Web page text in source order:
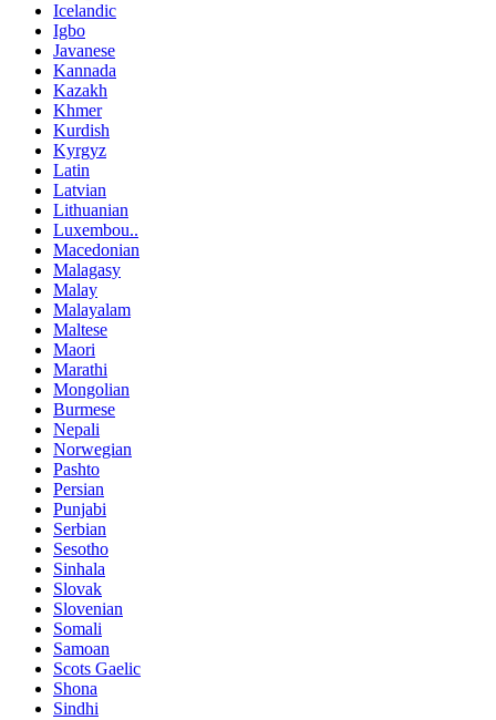
Icelandic
Igbo
Javanese
Kannada
Kazakh
Khmer
Kurdish
Kyrgyz
Latin
Latvian
Lithuanian
Luxembou..
Macedonian
Malagasy
Malay
Malayalam
Maltese
Maori
Marathi
Mongolian
Burmese
Nepali
Norwegian
Pashto
Persian
Punjabi
Serbian
Sesotho
Sinhala
Slovak
Slovenian
Somali
Samoan
Scots Gaelic
Shona
Sindhi